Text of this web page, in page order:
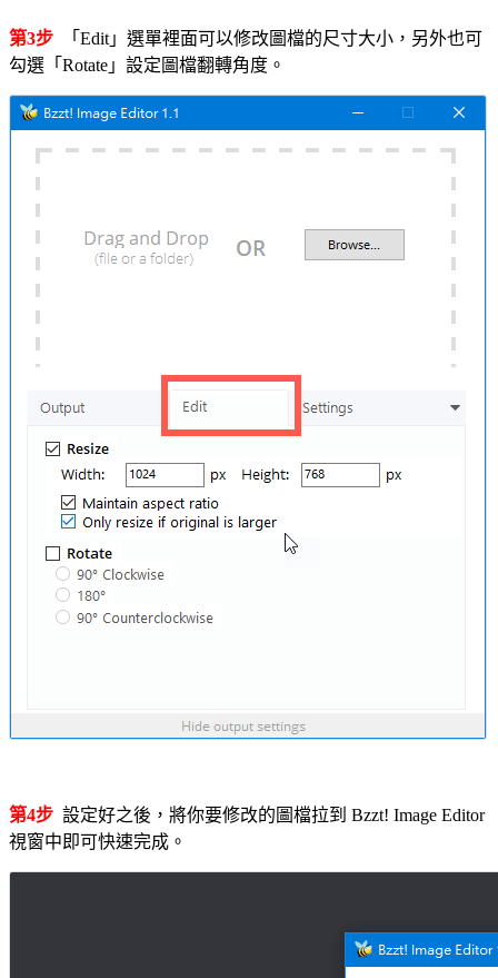
第3步 「Edit」選單裡面可以修改圖檔的尺寸大小，另外也可
勾選「Rotate」設定圖檔翻轉角度。
第4步 設定好之後，將你要修改的圖檔拉到 Bzzt! Image Editor
視窗中即可快速完成。